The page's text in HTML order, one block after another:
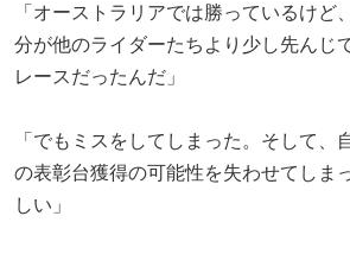
「オーストラリアでは勝っているけど
分が他のライダーたちより少し先んじ
レースだったんだ」
「でもミスをしてしまった。そして、
の表彰台獲得の可能性を失わせてしま
しい」